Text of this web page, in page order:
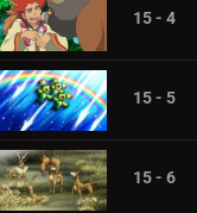
15 - 4
15 - 5
15 - 6